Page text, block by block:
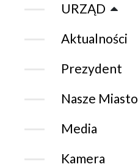
URZĄD
Aktualności
Prezydent
Nasze Miasto
Media
Kamera